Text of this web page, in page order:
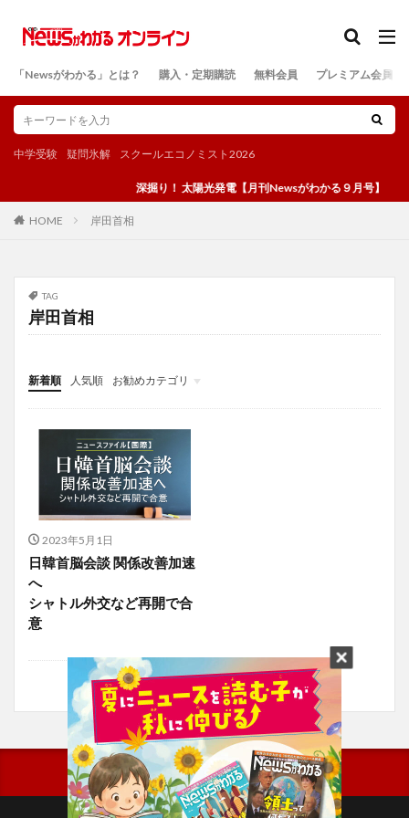
「Newsがわかる」とは？ 購入・定期購読 無料会員 プレミアム会員
中学受験 疑問氷解 スクールエコノミスト2026
深掘り！ 太陽光発電【月刊Newsがわかる９月号】
HOME 岸田首相
TAG
岸田首相
新着順 人気順
お勧めカテゴリ
投稿
学び
マンガ
電子書籍
2023年5月1日
日韓首脳会談 関係改善加速
へ
シャトル外交など再開で合
意
検索